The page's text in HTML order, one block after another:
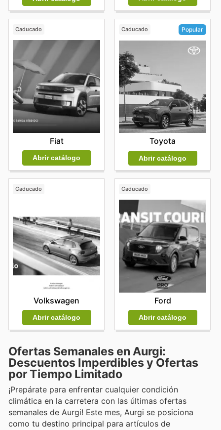
Caducado
Fiat
Abrir catálogo
Caducado Popular
Toyota
Abrir catálogo
Caducado
Volkswagen
Abrir catálogo
Caducado
Ford
Abrir catálogo
Ofertas Semanales en Aurgi:
Descuentos Imperdibles y Ofertas
por Tiempo Limitado
¡Prepárate para enfrentar cualquier condición
climática en la carretera con las últimas ofertas
semanales de Aurgi! Este mes, Aurgi se posiciona
como tu destino principal para artículos de